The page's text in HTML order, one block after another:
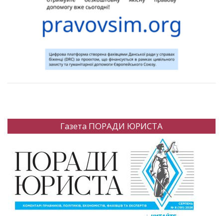
Газета ПОРАДИ ЮРИСТА